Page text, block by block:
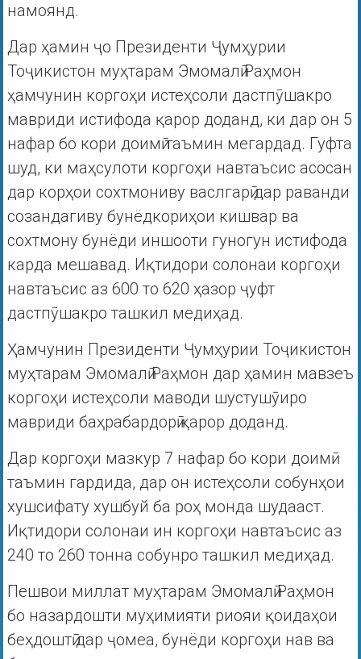
намоянд.
Дар ҳамин ҷо Президенти Ҷумҳурии
Тоҷикистон муҳтарам Эмомалӣ Раҳмон
ҳамчунин коргоҳи истеҳсоли дастпӯшакро
мавриди истифода қарор доданд, ки дар он 5
нафар бо кори доимӣ таъмин мегардад. Гуфта
шуд, ки маҳсулоти коргоҳи навтаъсис асосан
дар корҳои сохтмониву васлгарӣ дар раванди
созандагиву бунёдкориҳои кишвар ва
сохтмону бунёди иншооти гуногун истифода
карда мешавад. Иқтидори солонаи коргоҳи
навтаъсис аз 600 то 620 ҳазор ҷуфт
дастпӯшакро ташкил медиҳад.
Ҳамчунин Президенти Ҷумҳурии Тоҷикистон
муҳтарам Эмомалӣ Раҳмон дар ҳамин мавзеъ
коргоҳи истеҳсоли маводи шустушӯиро
мавриди баҳрабардорӣ қарор доданд.
Дар коргоҳи мазкур 7 нафар бо кори доимӣ
таъмин гардида, дар он истеҳсоли собунҳои
хушсифату хушбуй ба роҳ монда шудааст.
Иқтидори солонаи ин коргоҳи навтаъсис аз
240 то 260 тонна собунро ташкил медиҳад.
Пешвои миллат муҳтарам Эмомалӣ Раҳмон
бо назардошти муҳимияти риояи қоидаҳои
беҳдоштӣ дар ҷомеа, бунёди коргоҳи нав ва